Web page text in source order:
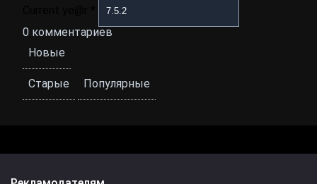
0 комментариев
Новые
Старые Популярные